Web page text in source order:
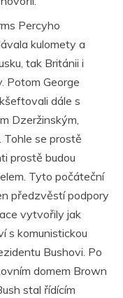
Percyho
kulomety a
tak Británii i
Potom George
dále s
Dzeržinským,
Tohle se prostě
prostě budou
Tyto počáteční
předzvěstí podpory
vytvořily jak
s komunistickou
Bushovi. Po
domem Brown
stal řídícím